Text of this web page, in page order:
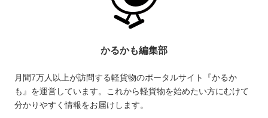
かるかも編集部
月間7万人以上が訪問する軽貨物のポータルサイト『かるか
も』を運営しています。これから軽貨物を始めたい方にむけて
分かりやすく情報をお届けします。